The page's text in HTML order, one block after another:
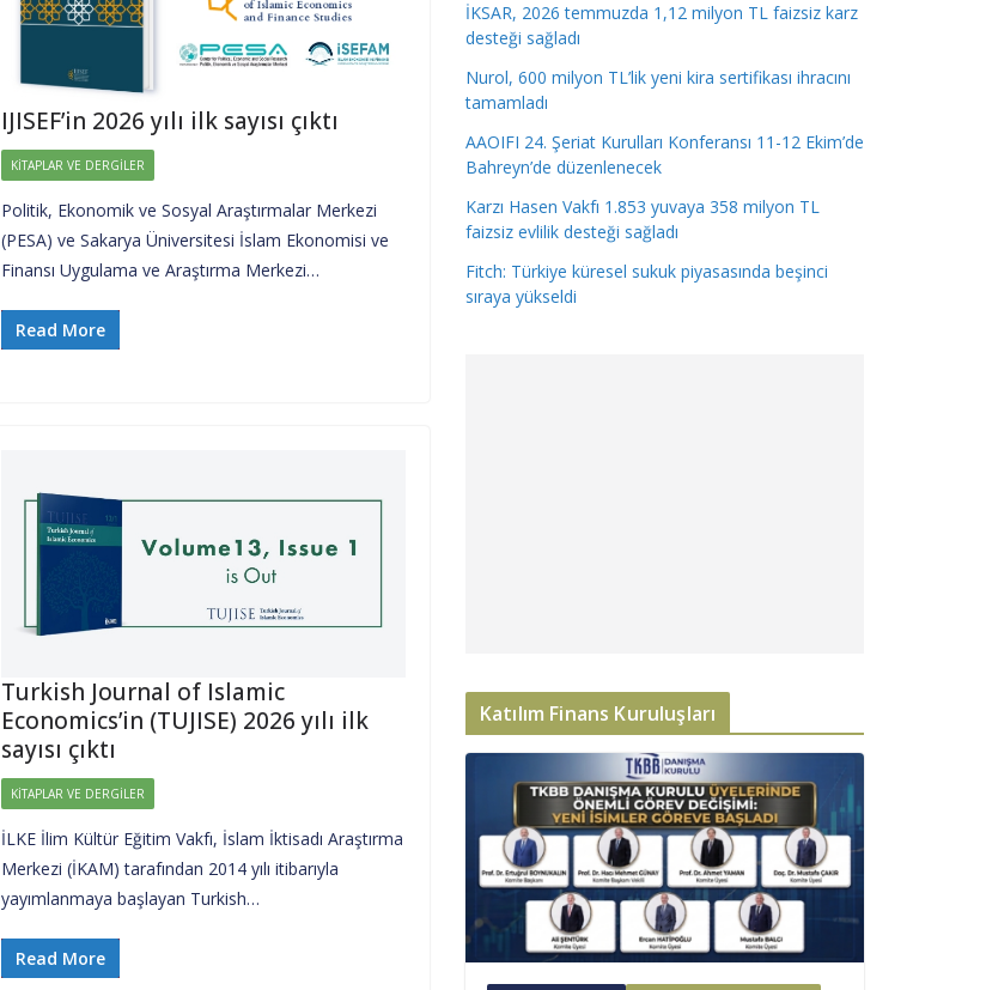
IJISEF’in 2026 yılı ilk sayısı çıktı
KITAPLAR VE DERGILER
Politik, Ekonomik ve Sosyal Araştırmalar Merkezi
(PESA) ve Sakarya Üniversitesi İslam Ekonomisi ve
Finansı Uygulama ve Araştırma Merkezi…
Read More
Turkish Journal of Islamic
Economics’in (TUJISE) 2026 yılı ilk
sayısı çıktı
KITAPLAR VE DERGILER
İLKE İlim Kültür Eğitim Vakfı, İslam İktisadı Araştırma
Merkezi (İKAM) tarafından 2014 yılı itibarıyla
yayımlanmaya başlayan Turkish…
Read More
İKSAR, 2026 temmuzda 1,12 milyon TL faizsiz karz
desteği sağladı
Nurol, 600 milyon TL’lik yeni kira sertifikası ihracını
tamamladı
AAOIFI 24. Şeriat Kurulları Konferansı 11-12 Ekim’de
Bahreyn’de düzenlenecek
Karzı Hasen Vakfı 1.853 yuvaya 358 milyon TL
faizsiz evlilik desteği sağladı
Fitch: Türkiye küresel sukuk piyasasında beşinci
sıraya yükseldi
Katılım Finans Kuruluşları